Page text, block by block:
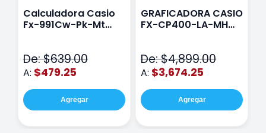
Calculadora Casio
Fx-991Cw-Pk-Mt
De: $639.00
A: $479.25
Agregar
GRAFICADORA CASIO
FX-CP400-LA-MH
De: $4,899.00
A: $3,674.25
Agregar